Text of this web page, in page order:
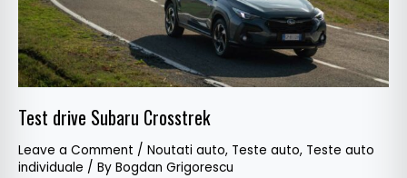
Test drive Subaru Crosstrek
Leave a Comment / Noutati auto, Teste auto, Teste auto
individuale / By Bogdan Grigorescu